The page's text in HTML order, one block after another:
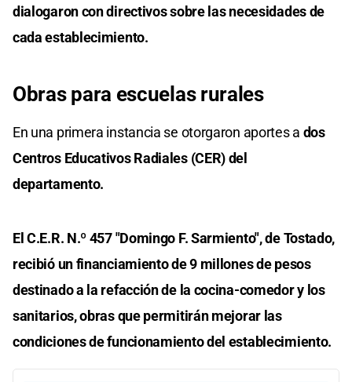
dialogaron con directivos sobre las necesidades de
cada establecimiento.
Obras para escuelas rurales
En una primera instancia se otorgaron aportes a dos
Centros Educativos Radiales (CER) del
departamento.
El C.E.R. N.º 457 "Domingo F. Sarmiento", de Tostado,
recibió un financiamiento de 9 millones de pesos
destinado a la refacción de la cocina-comedor y los
sanitarios, obras que permitirán mejorar las
condiciones de funcionamiento del establecimiento.